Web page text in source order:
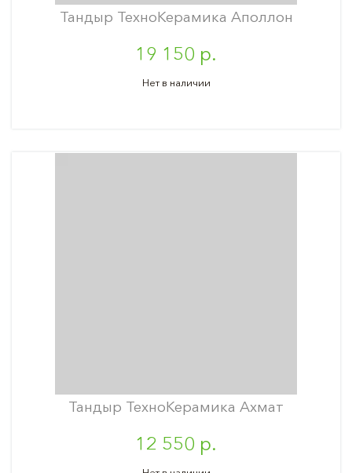
Тандыр ТехноКерамика Аполлон
19 150 р.
Нет в наличии
Тандыр ТехноКерамика Ахмат
12 550 р.